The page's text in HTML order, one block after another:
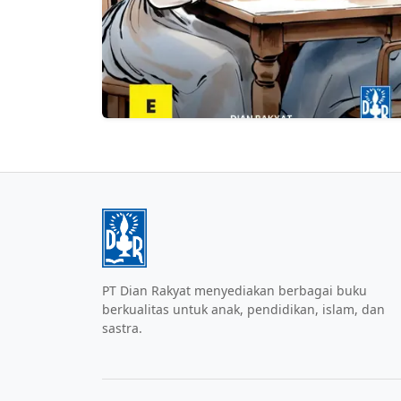
PT Dian Rakyat menyediakan berbagai buku
berkualitas untuk anak, pendidikan, islam, dan
sastra.